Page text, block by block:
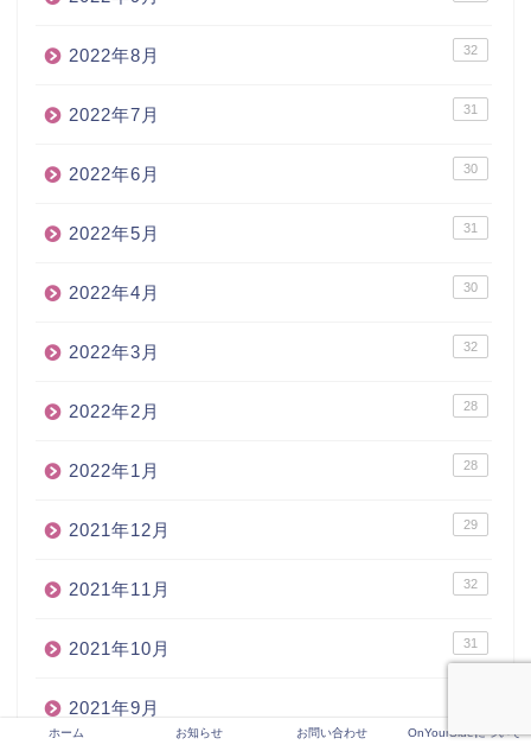
2022年8月 32
2022年7月 31
2022年6月 30
2022年5月 31
2022年4月 30
2022年3月 32
2022年2月 28
2022年1月 28
2021年12月 29
2021年11月 32
2021年10月 31
2021年9月
ホーム お知らせ お問い合わせ OnYourSideについて